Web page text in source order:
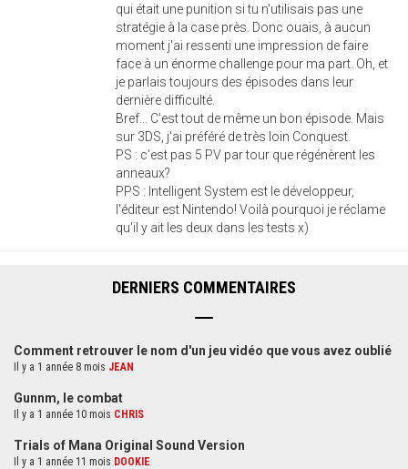
qui était une punition si tu n'utilisais pas une
stratégie à la case près. Donc ouais, à aucun
moment j'ai ressenti une impression de faire
face à un énorme challenge pour ma part. Oh, et
je parlais toujours des épisodes dans leur
dernière difficulté.
Bref... C'est tout de même un bon épisode. Mais
sur 3DS, j'ai préféré de très loin Conquest.
PS : c'est pas 5 PV par tour que régénèrent les
anneaux?
PPS : Intelligent System est le développeur,
l'éditeur est Nintendo! Voilà pourquoi je réclame
qu'il y ait les deux dans les tests x)
DERNIERS COMMENTAIRES
Comment retrouver le nom d'un jeu vidéo que vous avez oublié
Il y a 1 année 8 mois JEAN
Gunnm, le combat
Il y a 1 année 10 mois CHRIS
Trials of Mana Original Sound Version
Il y a 1 année 11 mois DOOKIE